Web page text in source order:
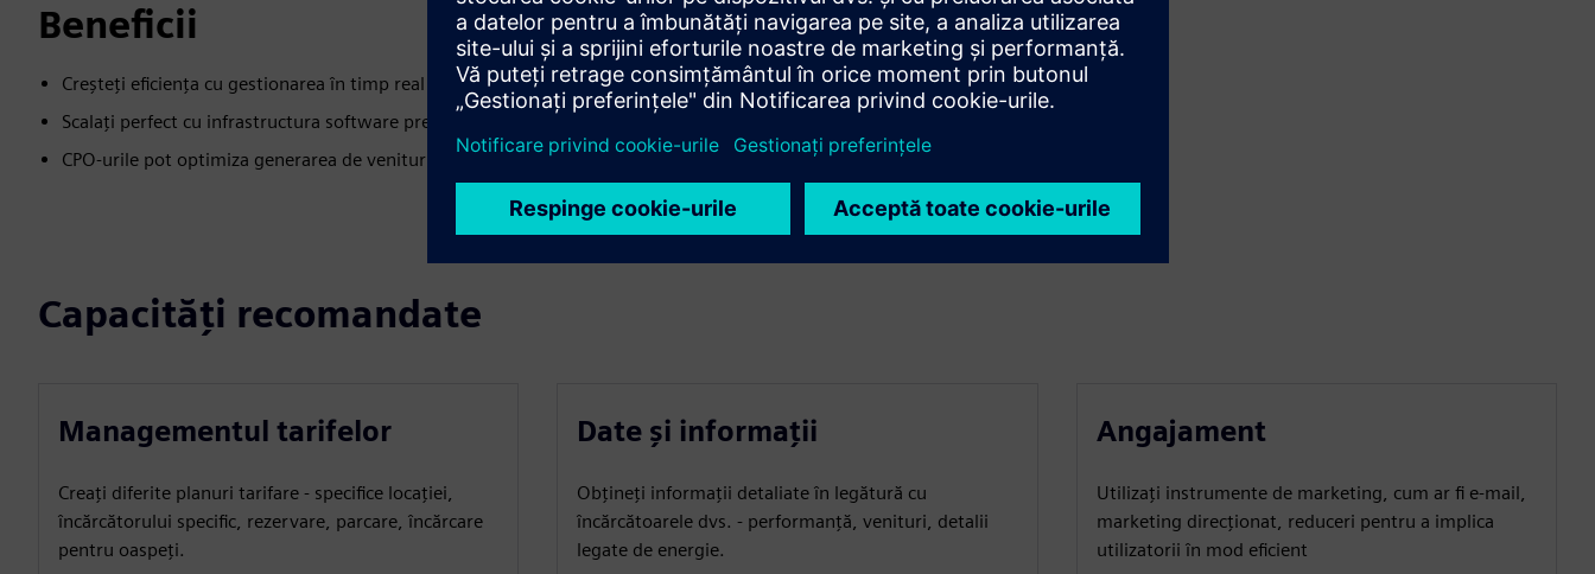
Beneficii
Creșteți eficiența cu gestionarea în timp real a încărcătorului
Scalați perfect cu infrastructura software pregătită pentru viitor
CPO-urile pot optimiza generarea de venituri cu structuri tarifare avansate și o varietate de opțiuni de plată
Capacități recomandate
Managementul tarifelor
Creați diferite planuri tarifare - specifice locației,
încărcătorului specific, rezervare, parcare, încărcare
pentru oaspeți.
Date și informații
Obțineți informații detaliate în legătură cu
încărcătoarele dvs. - performanță, venituri, detalii
legate de energie.
Angajament
Utilizați instrumente de marketing, cum ar fi e-mail,
marketing direcționat, reduceri pentru a implica
utilizatorii în mod eficient